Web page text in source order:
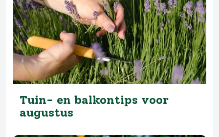
Tuin- en balkontips voor
augustus